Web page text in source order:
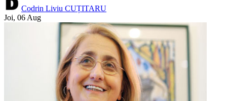
Codrin Liviu CUȚITARU
Joi, 06 Aug